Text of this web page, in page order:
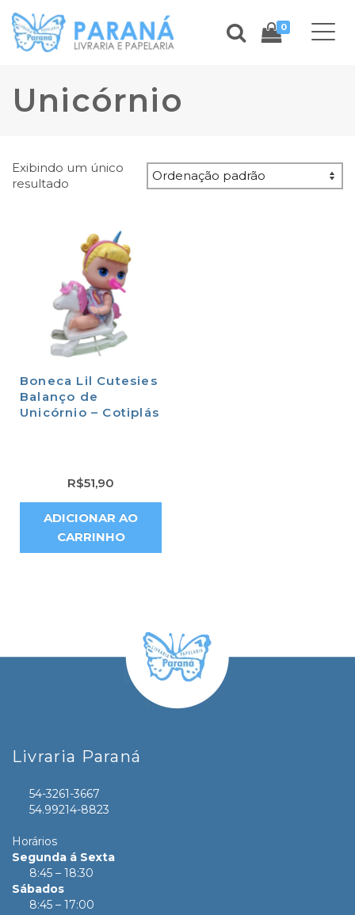
0
Unicórnio
Exibindo um único
resultado
Boneca Lil Cutesies
Balanço de
Unicórnio – Cotiplás
R$51,90
ADICIONAR AO
CARRINHO
Livraria Paraná
54-3261-3667
54.99214-8823
Horários
Segunda á Sexta
8:45 – 18:30
Sábados
8:45 – 17:00